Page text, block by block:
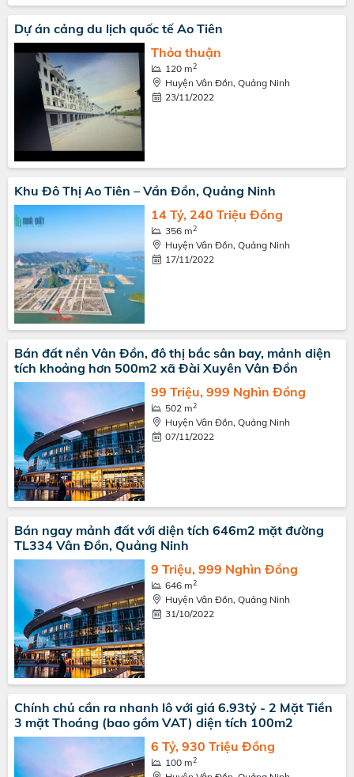
Dự án cảng du lịch quốc tế Ao Tiên
Thỏa thuận
120 m2
Huyện Vân Đồn, Quảng Ninh
23/11/2022
Khu Đô Thị Ao Tiên – Vần Đồn, Quảng Ninh
14 Tỷ, 240 Triệu Đồng
356 m2
Huyện Vân Đồn, Quảng Ninh
17/11/2022
Bán đất nền Vân Đồn, đô thị bắc sân bay, mảnh diện
tích khoảng hơn 500m2 xã Đài Xuyên Vân Đồn
99 Triệu, 999 Nghìn Đồng
502 m2
Huyện Vân Đồn, Quảng Ninh
07/11/2022
Bán ngay mảnh đất với diện tích 646m2 mặt đường
TL334 Vân Đồn, Quảng Ninh
9 Triệu, 999 Nghìn Đồng
646 m2
Huyện Vân Đồn, Quảng Ninh
31/10/2022
Chính chủ cần ra nhanh lô với giá 6.93tỷ - 2 Mặt Tiền
3 mặt Thoáng (bao gồm VAT) diện tích 100m2
6 Tỷ, 930 Triệu Đồng
100 m2